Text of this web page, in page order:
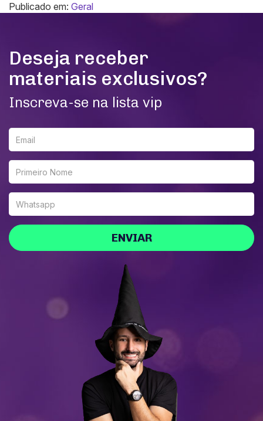
Publicado em: Geral
Deseja receber
materiais exclusivos?
Inscreva-se na lista vip
ENVIAR